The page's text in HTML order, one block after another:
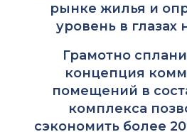
рынке жилья и
уровень в глазах
Грамотно
концепция
помещений в
комплекса
сэкономить более